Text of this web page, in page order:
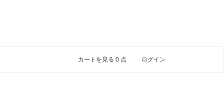
カートを見る 0 点 ログイン